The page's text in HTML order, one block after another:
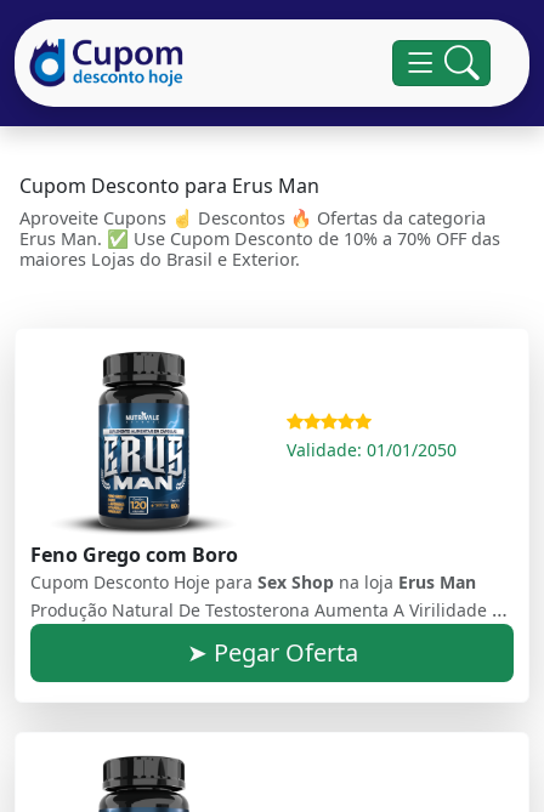
Cupom Desconto para Erus Man
Aproveite Cupons ☝ Descontos 🔥 Ofertas da categoria
Erus Man. ✅ Use Cupom Desconto de 10% a 70% OFF das
maiores Lojas do Brasil e Exterior.
Validade: 01/01/2050
Feno Grego com Boro
Cupom Desconto Hoje para Sex Shop na loja Erus Man
Produção Natural De Testosterona Aumenta A Virilidade Masculina Auxilia No Combate A Impotência Energia Extra E Alto Desempenho Sexual Melhora A Líbido e O Desejo Sexual Duração Das Ereções Elevadas
➤ Pegar Oferta